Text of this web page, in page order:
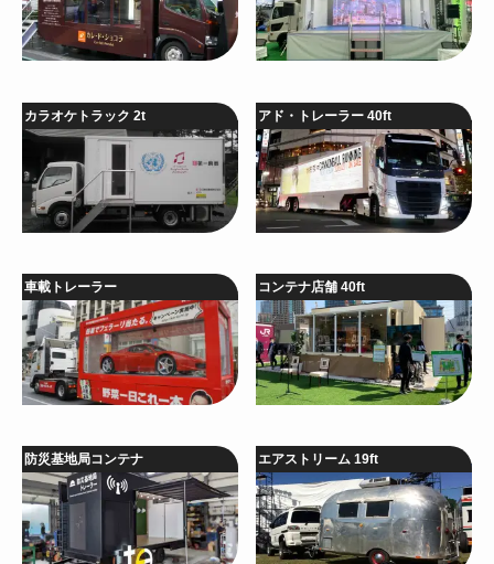
カラオケトラック 2t アド・トレーラー 40ft
車載トレーラー コンテナ店舗 40ft
防災基地局コンテナ エアストリーム 19ft